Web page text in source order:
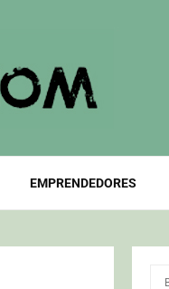
EMPRENDEDORES